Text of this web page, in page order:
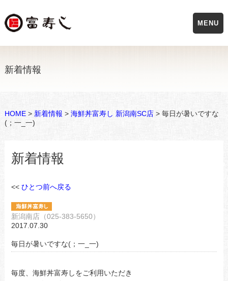
新着情報
HOME> 新着情報 > 海鮮丼富寿し 新潟南SC店> 毎日が暑いですな
(；一_一)
新着情報
<< ひとつ前へ戻る
新潟南店（025-383-5650）
2017.07.30
毎日が暑いですな(；一_一)
毎度、海鮮丼富寿しをご利用いただき
MENU